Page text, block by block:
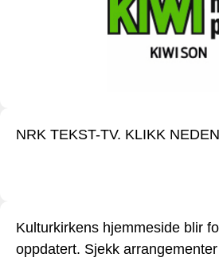
NRK TEKST-TV. KLIKK
Kulturkirkens hjemmeside blir
oppdatert. Sjekk